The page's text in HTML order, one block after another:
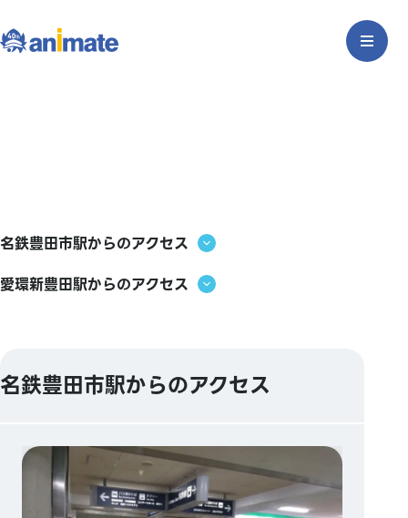
名鉄豊田市駅からのアクセス
愛環新豊田駅からのアクセス
名鉄豊田市駅からのアクセス